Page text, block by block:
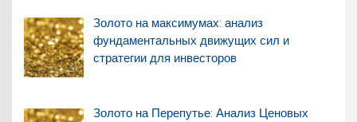
Золото на максимумах: анализ
фундаментальных движущих сил и
стратегии для инвесторов
Золото на Перепутье: Анализ Ценовых